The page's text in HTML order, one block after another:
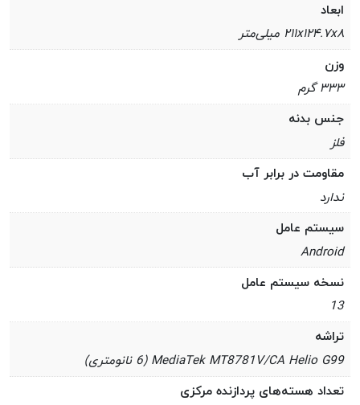
ابعاد
۲۱۱x۱۲۴.۷x۸ میلی‌متر
وزن
۳۳۳ گرم
جنس بدنه
فلز
مقاومت در برابر آب
ندارد
سیستم عامل
Android
نسخه سیستم عامل
13
تراشه
MediaTek MT8781V/CA Helio G99 (6 نانومتری)
تعداد هسته‌های پردازنده مرکزی